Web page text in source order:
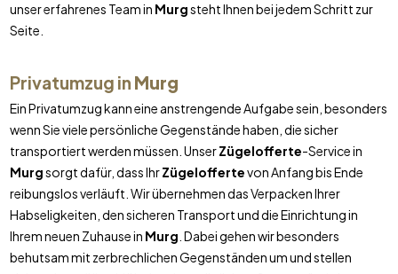
unser erfahrenes Team in Murgsteht Ihnen bei jedem Schritt zur
Seite.
Privatumzug in Murg
Ein Privatumzug kann eine anstrengende Aufgabe sein, besonders
wenn Sie viele persönliche Gegenstände haben, die sicher
transportiert werden müssen. UnserZügelofferte-Service in
Murgsorgt dafür, dass IhrZügeloffertevon Anfang bis Ende
reibungslos verläuft. Wir übernehmen das Verpacken Ihrer
Habseligkeiten, den sicheren Transport und die Einrichtung in
Ihrem neuen Zuhause in Murg . Dabei gehen wir besonders
behutsam mit zerbrechlichen Gegenständen um und stellen